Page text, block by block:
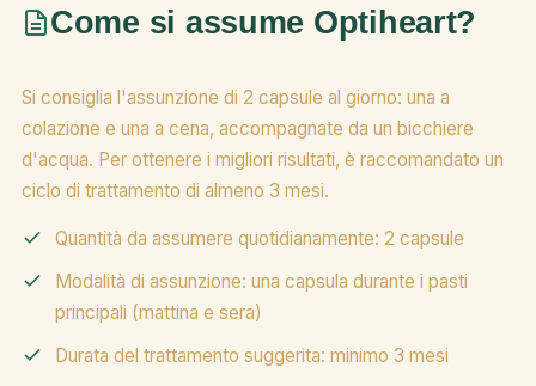
Come si assume Optiheart?
Si consiglia l'assunzione di 2 capsule al giorno: una a
colazione e una a cena, accompagnate da un bicchiere
d'acqua. Per ottenere i migliori risultati, è raccomandato un
ciclo di trattamento di almeno 3 mesi.
Quantità da assumere quotidianamente: 2 capsule
Modalità di assunzione: una capsula durante i pasti
principali (mattina e sera)
Durata del trattamento suggerita: minimo 3 mesi